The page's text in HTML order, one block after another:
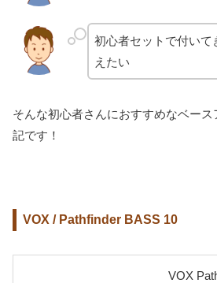
初心者セットで付いて
えたい
そんな初心者さんにおすすめなベー
記です！
VOX / Pathfinder BASS 10
VOX